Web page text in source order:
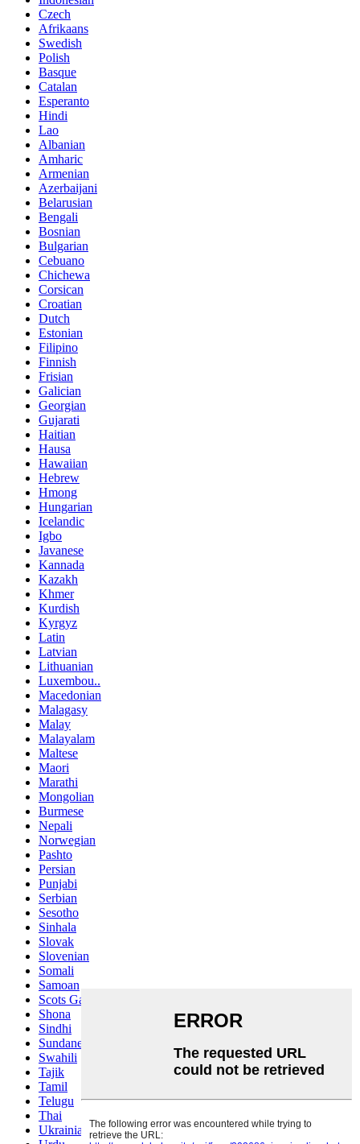
Czech
Afrikaans
Swedish
Polish
Basque
Catalan
Esperanto
Hindi
Lao
Albanian
Amharic
Armenian
Azerbaijani
Belarusian
Bengali
Bosnian
Bulgarian
Cebuano
Chichewa
Corsican
Croatian
Dutch
Estonian
Filipino
Finnish
Frisian
Galician
Georgian
Gujarati
Haitian
Hausa
Hawaiian
Hebrew
Hmong
Hungarian
Icelandic
Igbo
Javanese
Kannada
Kazakh
Khmer
Kurdish
Kyrgyz
Latin
Latvian
Lithuanian
Luxembou..
Macedonian
Malagasy
Malay
Malayalam
Maltese
Maori
Marathi
Mongolian
Burmese
Nepali
Norwegian
Pashto
Persian
Punjabi
Serbian
Sesotho
Sinhala
Slovak
Slovenian
Somali
Samoan
Scots Gaelic
Shona
Sindhi
Sundanese
Swahili
Tajik
Tamil
Telugu
Thai
Ukrainian